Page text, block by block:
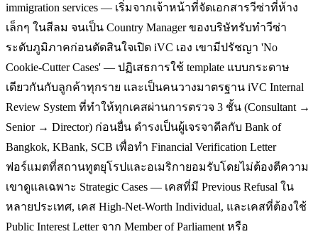
immigration services — เริ่มจากเจ้าหน้าที่จัดเอกสารวีซ่าที่ห้าง
เล็กๆ ในสีลม จนเป็น Country Manager ของบริษัทรับทำวีซ่า
ระดับภูมิภาคก่อนตัดสินใจเปิด iVC เอง เขามีปรัชญา 'No
Cookie-Cutter Cases' — ปฏิเสธการใช้ template แบบกระดาษ
เดียวกันกับลูกค้าทุกราย และเป็นคนวางมาตรฐาน iVC Internal
Review System ที่ทำให้ทุกเคสผ่านการตรวจ 3 ชั้น (Consultant →
Senior → Director) ก่อนยื่น ดำรงเป็นผู้เจรจาดีลกับ Bank of
Bangkok, KBank, SCB เพื่อทำ Financial Verification Letter
ฟอร์แมตที่สถานทูตยุโรปและอเมริกายอมรับโดยไม่ต้องตีความ
เขาดูแลเฉพาะ Strategic Cases — เคสที่มี Previous Refusal ใน
หลายประเทศ, เคส High-Net-Worth Individual, และเคสที่ต้องใช้
Public Interest Letter จาก Member of Parliament หรือ